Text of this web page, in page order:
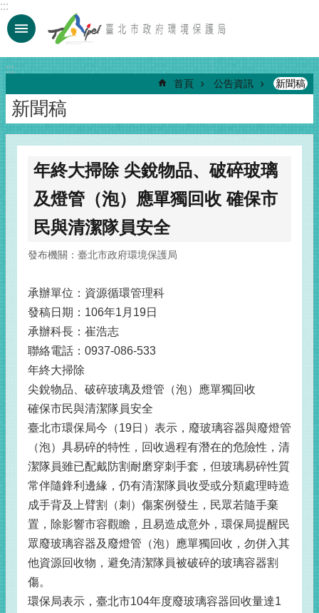
跳到主要內容區塊
:::
:::
首頁 公告資訊 新聞稿
新聞稿
年終大掃除 尖銳物品、破碎玻璃
及燈管（泡）應單獨回收 確保市
民與清潔隊員安全
發布機關：臺北市政府環境保護局
承辦單位：資源循環管理科
發稿日期：106年1月19日
承辦科長：崔浩志
聯絡電話：0937-086-533
年終大掃除
尖銳物品、破碎玻璃及燈管（泡）應單獨回收
確保市民與清潔隊員安全
臺北市環保局今（19日）表示，廢玻璃容器與廢燈管
（泡）具易碎的特性，回收過程有潛在的危險性，清
潔隊員雖已配戴防割耐磨穿刺手套，但玻璃易碎性質
常伴隨鋒利邊緣，仍有清潔隊員收受或分類處理時造
成手背及上臂割（刺）傷案例發生，民眾若隨手棄
置，除影響市容觀瞻，且易造成意外，環保局提醒民
眾廢玻璃容器及廢燈管（泡）應單獨回收，勿併入其
他資源回收物，避免清潔隊員被破碎的玻璃容器割
傷。
環保局表示，臺北市104年度廢玻璃容器回收量達1